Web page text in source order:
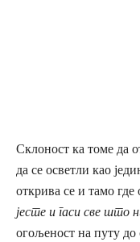
Склоност ка томе да
да се осветли као
открива се и тамо
јесте и гаси све што
огољеност на путу до